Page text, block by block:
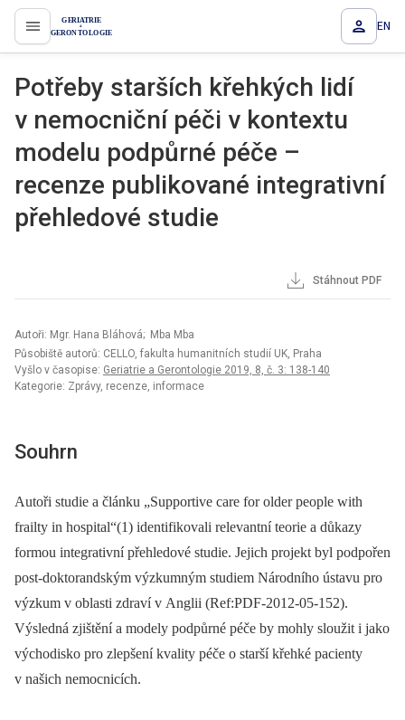
proLékaře.cz EN
Potřeby starších křehkých lidí
v nemocniční péči v kontextu
modelu podpůrné péče –
recenze publikované integrativní
přehledové studie
Stáhnout PDF
Autoři: Mgr. Hana Bláhová; Mba Mba
Působiště autorů: CELLO, fakulta humanitních studií UK, Praha
Vyšlo v časopise: Geriatrie a Gerontologie 2019, 8, č. 3: 138-140
Kategorie: Zprávy, recenze, informace
Souhrn
Autoři studie a článku „Supportive care for older people with
frailty in hospital“(1) identifikovali relevantní teorie a důkazy
formou integrativní přehledové studie. Jejich projekt byl podpořen
post-doktorandským výzkumným studiem Národního ústavu pro
výzkum v oblasti zdraví v Anglii (Ref:PDF-2012-05-152).
Výsledná zjištění a modely podpůrné péče by mohly sloužit i jako
východisko pro zlepšení kvality péče o starší křehké pacienty
v našich nemocnicích.